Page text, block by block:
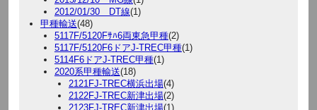
2012/01/30 DT線(1)
甲種輸送(48)
5117F/5120Fｻﾊ6両東急甲種(2)
5117F/5120F6ドアJ-TREC甲種(1)
5114F6ドアJ-TREC甲種(1)
2020系甲種輸送(18)
2121FJ-TREC横浜出場(4)
2122FJ-TREC新津出場(2)
2123FJ-TREC新津出場(1)